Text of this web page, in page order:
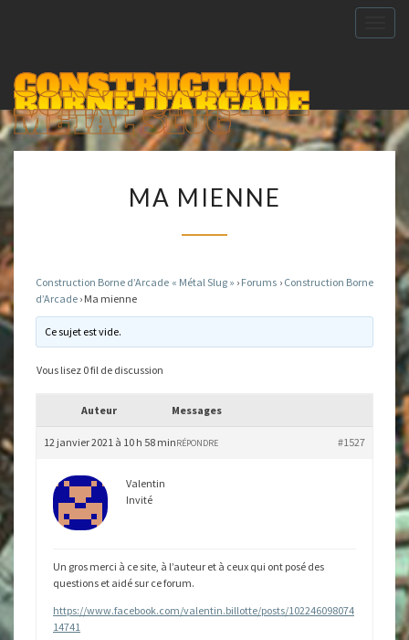
CONSTRUCTION
BORNE D'ARCADE
METAL SLUG
MIENNE
MA MIENNE
Construction Borne d’Arcade « Métal Slug » › Forums › Construction Borne
d’Arcade › Ma mienne
Ce sujet est vide.
Vous lisez 0 fil de discussion
Auteur Messages
12 janvier 2021 à 10 h 58 min #1527
RÉPONDRE
Valentin
Invité
Un gros merci à ce site, à l’auteur et à ceux qui ont posé des
questions et aidé sur ce forum.
https://www.facebook.com/valentin.billotte/posts/102246098074
14741